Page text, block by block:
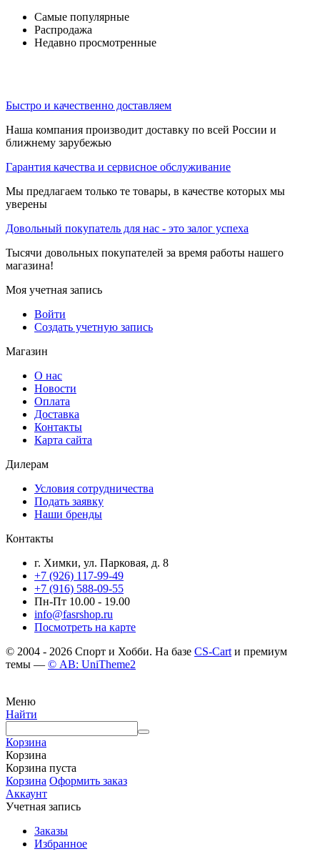
Самые популярные
Распродажа
Недавно просмотренные
Быстро и качественно доставляем
Наша компания производит доставку по всей России и
ближнему зарубежью
Гарантия качества и сервисное обслуживание
Мы предлагаем только те товары, в качестве которых мы
уверены
Довольный покупатель для нас - это залог успеха
Тысячи довольных покупателей за время работы нашего
магазина!
Моя учетная запись
Войти
Создать учетную запись
Магазин
О нас
Новости
Оплата
Доставка
Контакты
Карта сайта
Дилерам
Условия сотрудничества
Подать заявку
Наши бренды
Контакты
г. Химки, ул. Парковая, д. 8
+7 (926) 117-99-49
+7 (916) 588-09-55
Пн-Пт 10.00 - 19.00
info@fasrshop.ru
Посмотреть на карте
© 2004 - 2026 Спорт и Хобби. На базе CS-Cart и премиум
темы — © AB: UniTheme2
Меню
Найти
Корзина
Корзина
Корзина пуста
Корзина Оформить заказ
Аккаунт
Учетная запись
Заказы
Избранное